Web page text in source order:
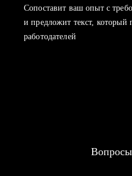
Сопоставит ваш опыт с
и предложит текст, который
работодателей